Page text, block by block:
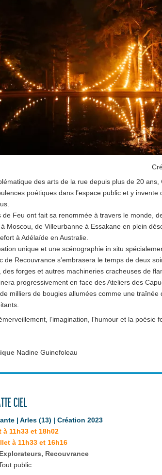
des arts de la rue depuis plus de 20 ans,
poétiques dans l’espace public et y invente
de Feu ont fait sa renommée à travers le monde,
Moscou, de Villeurbanne à Essakane en plein
à Adélaïde en Australie.
unique et une scénographie in situ
de Recouvrance s’embrasera le temps de deux
des forges et autres machineries cracheuses de
progressivement en face des Ateliers des
milliers de bougies allumées comme une traînée
l’imagination, l’humour et la poésie
Nadine Guinefoleau
CIEL
| Arles (13) | Création 2023
11h33 et 18h02
à 11h33 et 16h16
Recouvrance
public